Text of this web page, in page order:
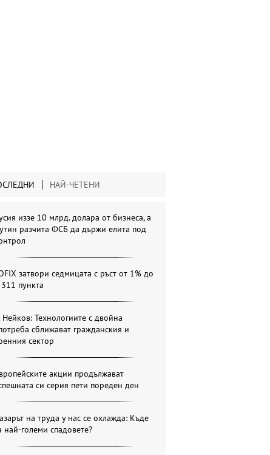
НАЙ-ЧЕТЕНИ
иззе 10 млрд. долара от бизнеса, а
разчита ФСБ да държи елита под
затвори седмицата с ръст от 1% до
пункта
Нейков: Технологиите с двойна
сближават гражданския и
сектор
акции продължават
си серия пети пореден ден
на труда у нас се охлажда: Къде
най-големи спадовете?